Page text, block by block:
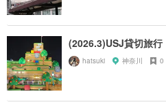
(2026.3)USJ貸切旅行
hatsuki 神奈川 0